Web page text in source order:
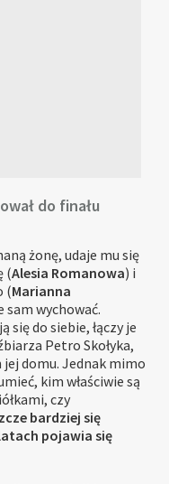
do finału
żonę, udaje mu się
(Alesia Romanowa) i
(Marianna
sam wychować.
się do siebie, łączy je
Petro Skołyka,
domu. Jednak mimo
kim właściwie są
czy
bardziej się
pojawia się